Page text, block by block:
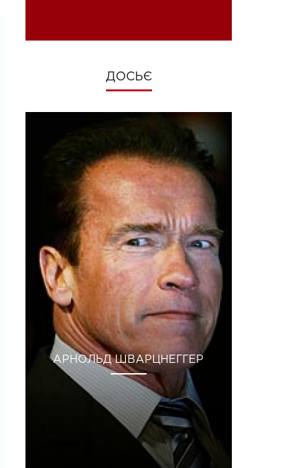
ДОСЬЄ
АРНОЛЬД ШВАРЦНЕГГЕР